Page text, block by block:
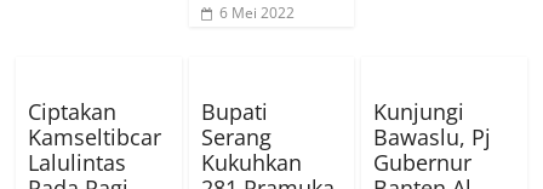
6 Mei 2022
Ciptakan
Kamseltibcar
Lalulintas
Bupati
Serang
Kukuhkan
Kunjungi
Bawaslu, Pj
Gubernur